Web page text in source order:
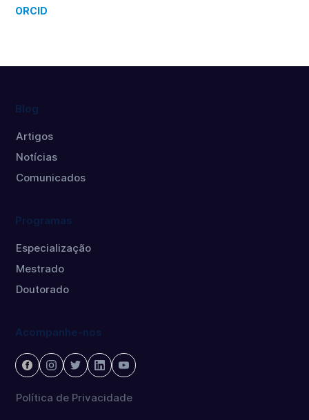
ORCID
Blog
Artigos
Notícias
Comunicados
Programas
Especialização
Mestrado
Doutorado
Acompanhe-nos
Política de Privacidade